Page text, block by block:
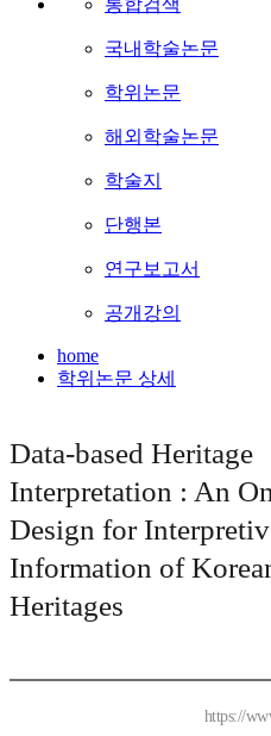
통합검색
국내학술논문
학위논문
해외학술논문
학술지
단행본
연구보고서
공개강의
home
학위논문 상세
Data-based Heritage
Interpretation : An
Design for
Information of
Heritages
https://